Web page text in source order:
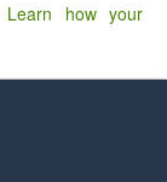
Learn how your